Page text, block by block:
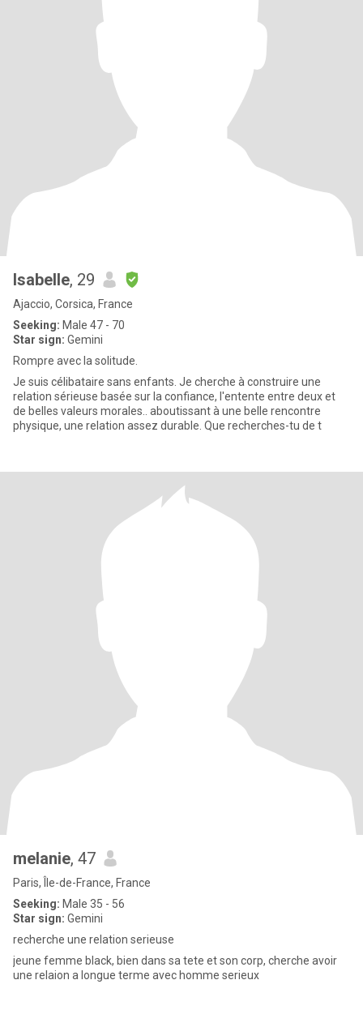
Isabelle, 29
Ajaccio, Corsica, France
Seeking: Male 47 - 70
Star sign: Gemini
Rompre avec la solitude.
Je suis célibataire sans enfants. Je cherche à construire une
relation sérieuse basée sur la confiance, l'entente entre deux et
de belles valeurs morales.. aboutissant à une belle rencontre
physique, une relation assez durable. Que recherches-tu de t
melanie, 47
Paris, Île-de-France, France
Seeking: Male 35 - 56
Star sign: Gemini
recherche une relation serieuse
jeune femme black, bien dans sa tete et son corp, cherche avoir
une relaion a longue terme avec homme serieux